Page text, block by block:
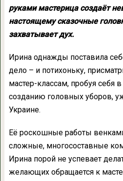
руками мастерица создаёт
настоящему сказочные
захватывает дух.
Ирина однажды поставила
дело – и потихоньку,
мастер-классам, пробуя себя
созданию головных уборов,
Украине.
Её роскошные работы
сложные, многосоставные
Ирина порой не успевает
желающих обращается к